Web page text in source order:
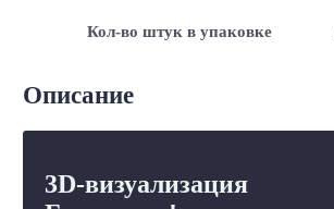
Кол-во штук в упаковке
Описание
3D-визуализация